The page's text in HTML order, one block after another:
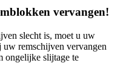
vervangen!
slecht is, moet u uw
remschijven vervangen
ongelijke slijtage te